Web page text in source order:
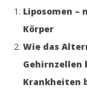
Liposomen –
Körper
Wie das
Gehirnzellen
Krankheiten